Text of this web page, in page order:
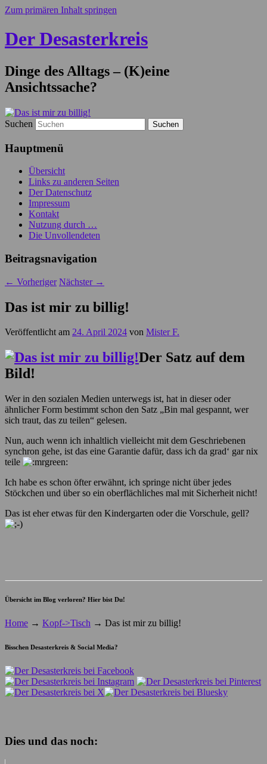
Zum primären Inhalt springen
Der Desasterkreis
Dinge des Alltags – (K)eine
Ansichtssache?
Suchen
Hauptmenü
Übersicht
Links zu anderen Seiten
Der Datenschutz
Impressum
Kontakt
Nutzung durch …
Die Unvollendeten
Beitragsnavigation
← Vorheriger Nächster →
Das ist mir zu billig!
Veröffentlicht am 24. April 2024 von Mister F.
Der Satz auf dem
Bild!
Wer in den sozialen Medien unterwegs ist, hat in dieser oder
ähnlicher Form bestimmt schon den Satz „Bin mal gespannt, wer
sich traut, das zu teilen“ gelesen.
Nun, auch wenn ich inhaltlich vielleicht mit dem Geschriebenen
synchron gehe, ist das eine Garantie dafür, dass ich da grad‘ gar nix
teile
Ich habe es schon öfter erwähnt, ich springe nicht über jedes
Stöckchen und über so ein oberflächliches mal mit Sicherheit nicht!
Das ist eher etwas für den Kindergarten oder die Vorschule, gell?
Übersicht im Blog verloren? Hier bist Du!
Home → Kopf->Tisch → Das ist mir zu billig!
Bisschen Desasterkreis & Social Media?
Dies und das noch: